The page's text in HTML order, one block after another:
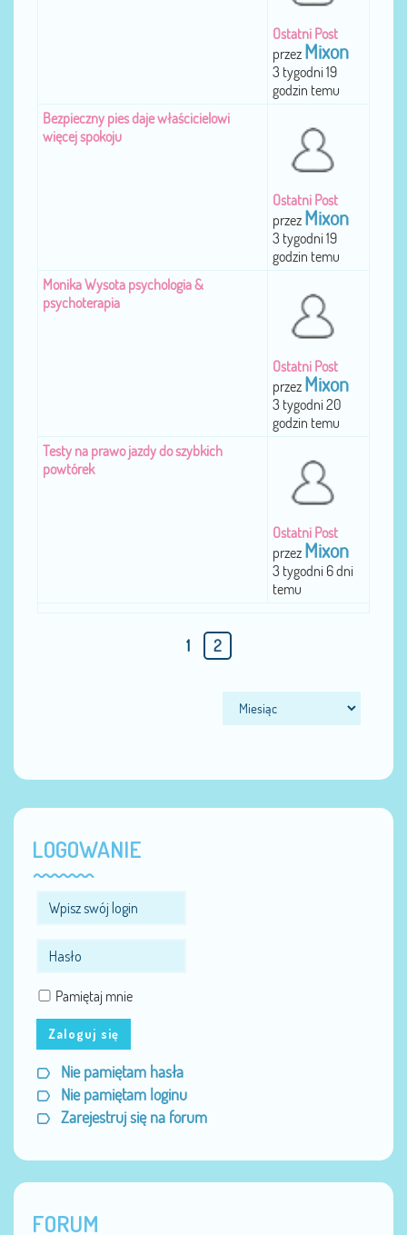
Ostatni Post
przez Mixon
3 tygodni 19
godzin temu
Bezpieczny pies daje właścicielowi
więcej spokoju
Ostatni Post
przez Mixon
3 tygodni 19
godzin temu
Monika Wysota psychologia &
psychoterapia
Ostatni Post
przez Mixon
3 tygodni 20
godzin temu
Testy na prawo jazdy do szybkich
powtórek
Ostatni Post
przez Mixon
3 tygodni 6 dni
temu
1 2
LOGOWANIE
Pamiętaj mnie
Zaloguj się
Nie pamiętam hasła
Nie pamiętam loginu
Zarejestruj się na forum
FORUM